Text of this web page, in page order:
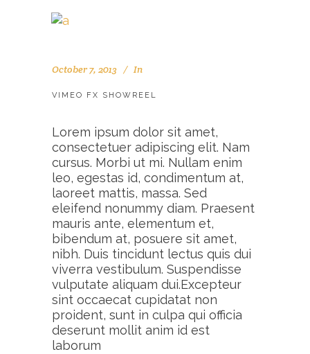
October 7, 2013 In
VIMEO FX SHOWREEL
Lorem ipsum dolor sit amet,
consectetuer adipiscing elit. Nam
cursus. Morbi ut mi. Nullam enim
leo, egestas id, condimentum at,
laoreet mattis, massa. Sed
eleifend nonummy diam. Praesent
mauris ante, elementum et,
bibendum at, posuere sit amet,
nibh. Duis tincidunt lectus quis dui
viverra vestibulum. Suspendisse
vulputate aliquam dui.Excepteur
sint occaecat cupidatat non
proident, sunt in culpa qui officia
deserunt mollit anim id est
laborum